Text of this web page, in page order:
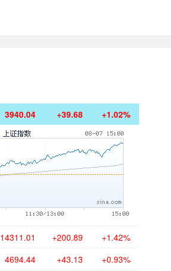
3940.04 +39.68 +1.02%
14311.01 +200.89 +1.42%
4694.44 +43.13 +0.93%